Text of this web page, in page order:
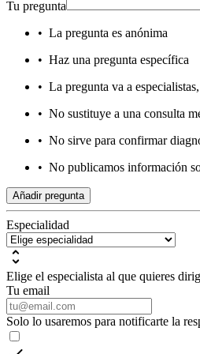
Tu pregunta
• La pregunta es anónima
• Haz una pregunta específica
• La pregunta va a
• No sustituye a una consulta
• No sirve para confirmar
• No publicamos información
Añadir pregunta
Especialidad
Elige el especialista al que quieres
Tu email
Solo lo usaremos para notificarte la